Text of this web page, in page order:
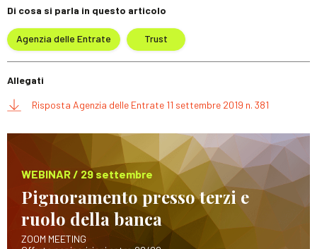
Di cosa si parla in questo articolo
Agenzia delle Entrate Trust
Allegati
Risposta Agenzia delle Entrate 11 settembre 2019 n. 381
WEBINAR / 29 settembre
Pignoramento presso terzi e
ruolo della banca
ZOOM MEETING